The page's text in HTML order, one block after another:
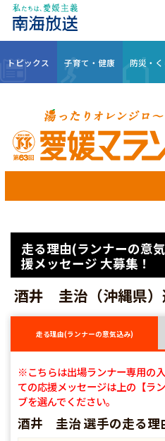
トピックス 子育て・健康 防災・
走る理由(ランナーの意
援メッセージ 大募集！
酒井 圭治（沖縄県）
走る理由(ランナーの意気込み)
※こちらは出場ランナー専用の
ての応援メッセージは上の【ラ
ブを選んでください。
酒井 圭治 選手の走る理